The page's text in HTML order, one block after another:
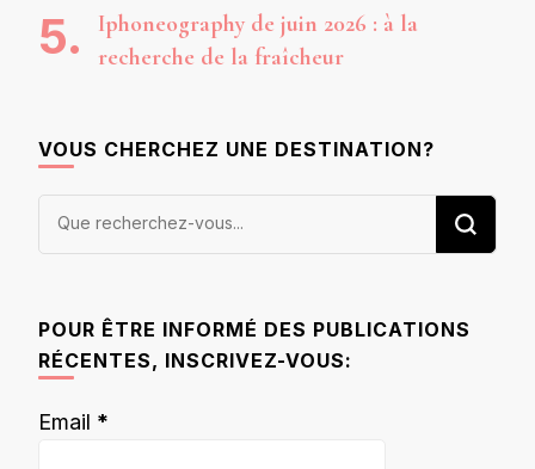
Iphoneography de juin 2026 : à la
recherche de la fraîcheur
VOUS CHERCHEZ UNE DESTINATION?
Vous
POUR ÊTRE INFORMÉ DES PUBLICATIONS
RÉCENTES, INSCRIVEZ-VOUS:
Email *